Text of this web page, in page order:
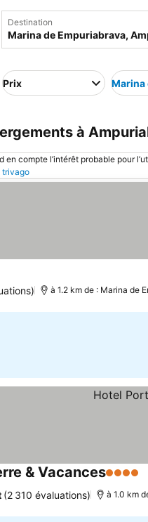
Destination
Prix Marina
à
compte l’intérêt probable pour
trivago
à 1.2 km de : Marina de
& Vacances4 Étoiles
(2 310 évaluations) à 1.0 km